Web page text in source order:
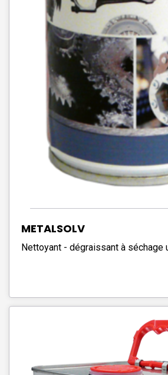
METALSOLV
Nettoyant - dégraissant à séchage